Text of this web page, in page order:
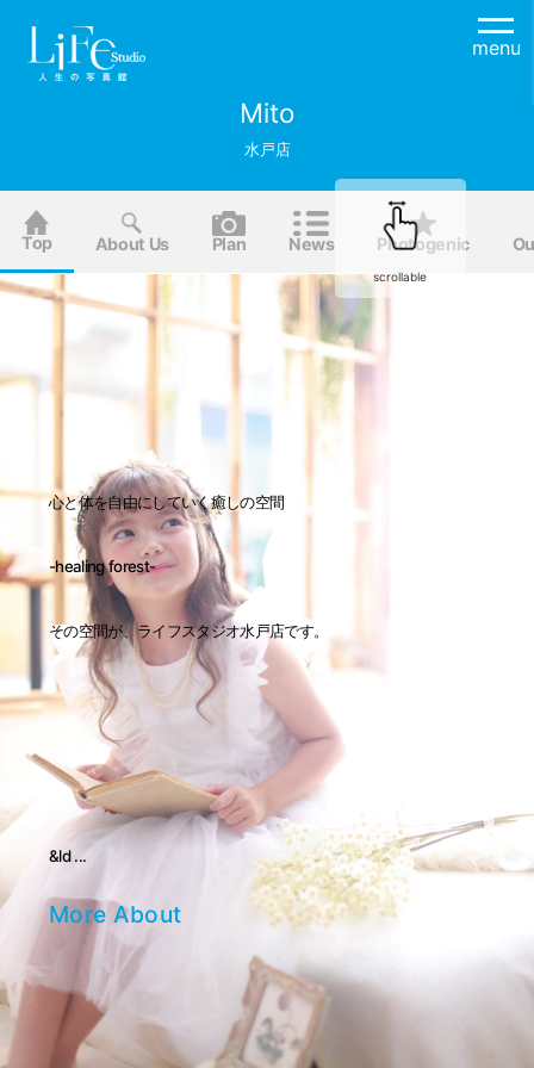
menu
Mito
水戸店
Top About Us Plan News Photogenic
scrollable
心と体を自由にしていく癒しの空間
-healing forest-
その空間が、ライフスタジオ水戸店です。
&ld ...
More About